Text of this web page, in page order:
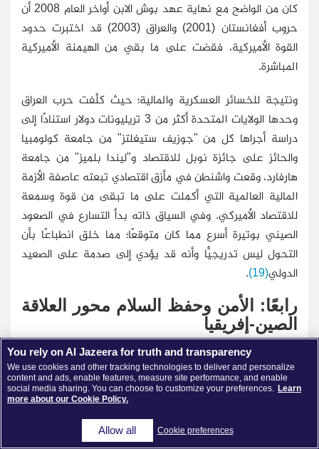
كان من الواضح مع نهاية عهد بوش الابن أواخر العام 2008 أن
حروب أفغانستان (2001) والعراق (2003) قد اختبرت حدود
القوة الأميركية، فقضت على ما بقي من الهيمنة الأميركية
المباشرة.
ونتيجة للخسائر العسكرية والمالية؛ حيث كلَّفت حرب العراق
وحدها الولايات المتحدة أكثر من 3 تريليونات دولار استنادًا إلى
دراسة أجراها كل من "جوزيف ستيغلتز" من جامعة كولومبيا
والحائز على جائزة نوبل للاقتصاد و"ليندا بلميز" من جامعة
هارفارد، وقعت واشنطن في مأزق اقتصادي تبعته عاصفة الأزمة
المالية العالمية التي أكملت على ما تبقى من قوة وسمعة
للاقتصاد الأميركي. وفي السياق ذاته بدأ التسارع في الصعود
الصيني بوتيرة أسرع مما كان متوقعًا؛ مما خلق انطباعًا بأن
التحول ليس تدريجيًّا وأنه قد يؤدي إلى صدمة على الصعيد
الدولي(19)
.
رابعًا: الأمن وحفظ السلام محور العلاقة
الصين-إفريقيا
تعتبر الصين اليوم الدولة الأولى في إفريقيا من حيث الأعداد
الموفدة لقوة حفظ السلام تحت رعاية الأمم المتحدة، مختلفة
بذلك عن الأعضاء الآخرين الدائمين في مجلس الأمن، وهذا لا
كما هي الحال بالنسبة لفرنسا مثلًا التي لها قواعد عسكرية
رئيسة في ست دول إفريقية، ولا يجسد ذلك بالضرورة أطماعًا
You rely on Al Jazeera for truth and transparency
We use cookies and other tracking technologies to deliver and personalize
content and ads, enable features, measure site performance, and enable
social media sharing. You can choose to customize your preferences. Learn
more about our Cookie Policy.
Cookie preferences
Allow all